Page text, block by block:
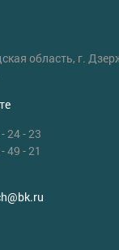
область, г.
24 - 23
49 - 21
@bk.ru